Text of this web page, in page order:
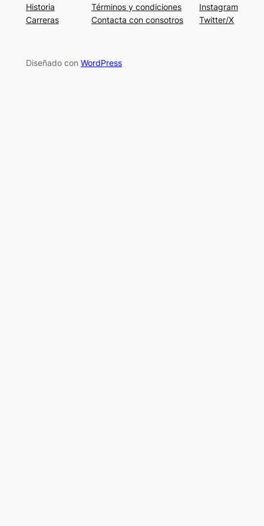
Historia
Carreras
Términos y condiciones
Contacta con consotros
Instagram
Twitter/X
Diseñado con WordPress